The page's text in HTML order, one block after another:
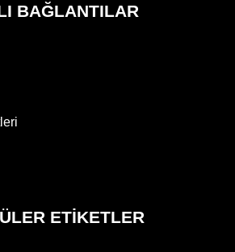
BAĞLANTILAR
ETIKETLER